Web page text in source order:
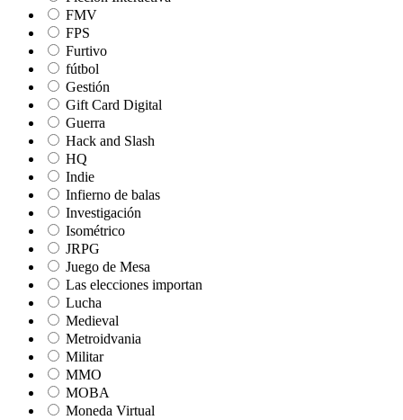
FMV
FPS
Furtivo
fútbol
Gestión
Gift Card Digital
Guerra
Hack and Slash
HQ
Indie
Infierno de balas
Investigación
Isométrico
JRPG
Juego de Mesa
Las elecciones importan
Lucha
Medieval
Metroidvania
Militar
MMO
MOBA
Moneda Virtual